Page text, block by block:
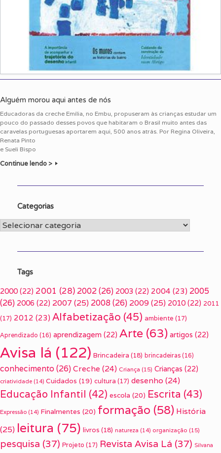
Alguém morou aqui antes de nós
Educadoras da creche Emília, no Embu, propuseram às crianças estudar um
pouco do passado desses povos que habitaram o Brasil muito antes das
caravelas portuguesas aportarem aqui, 500 anos atrás. Por Regina Oliveira,
Renata Pinto
e Sueli Bispo
Continue lendo >
Categorias
Categorias
Tags
2000 (22) 2001 (28) 2002(26) 2003 (22) 2004 (23) 2005
(26) 2006 (22) 2007 (25) 2008(26) 2009(25) 2010 (22) 2011
(17) 2012 (23) Alfabetização (45) ambiente (17)
Aprendizado (16) aprendizagem (22) Arte (63) artigos (22)
Avisa lá (122) Brincadeira (18) brincadeiras (16)
conhecimento(26) Creche (24) Criança (15) Crianças (22)
criatividade (14) Cuidados (19) cultura (17) desenho (24)
Educação Infantil (42) escola (20) Escrita (43)
Expressão (14) Finalmentes (20) formação (58) História
(25) leitura (75) livros (18) natureza (14) organização (15)
pesquisa (37) Projeto (17) Revista Avisa Lá (37) Silvana